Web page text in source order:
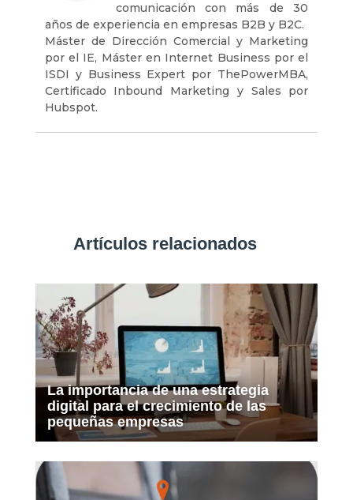
comunicación con más de 30
años de experiencia en empresas B2B y B2C.
Máster de Dirección Comercial y Marketing
por el IE, Máster en Internet Business por el
ISDI y Business Expert por ThePowerMBA,
Certificado Inbound Marketing y Sales por
Hubspot.
Artículos relacionados
La importancia de una estrategia
digital para el crecimiento de las
pequeñas empresas